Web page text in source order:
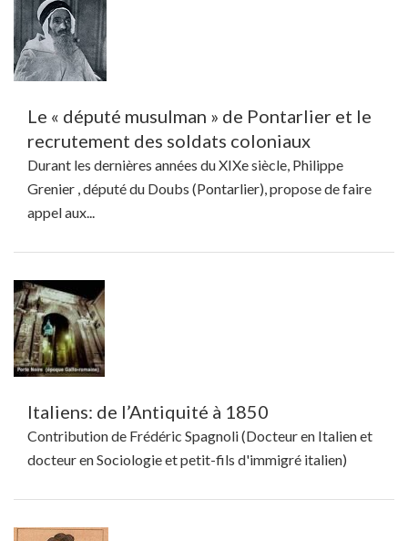
Le « député musulman » de Pontarlier et le
recrutement des soldats coloniaux
Durant les dernières années du XIXe siècle, Philippe
Grenier , député du Doubs (Pontarlier), propose de faire
appel aux...
Italiens: de l’Antiquité à 1850
Contribution de Frédéric Spagnoli (Docteur en Italien et
docteur en Sociologie et petit-fils d'immigré italien)